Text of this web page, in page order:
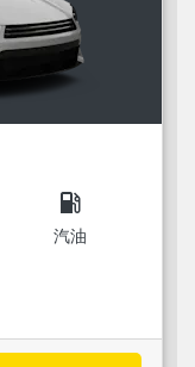
local_gas_station
汽油